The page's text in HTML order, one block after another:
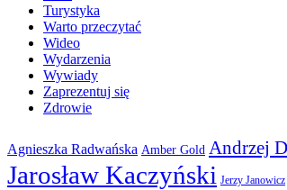
Turystyka
Warto przeczytać
Wideo
Wydarzenia
Wywiady
Zaprezentuj się
Zdrowie
Agnieszka Radwańska Amber Gold Andrzej
Jarosław Kaczyński Jerzy Janowicz